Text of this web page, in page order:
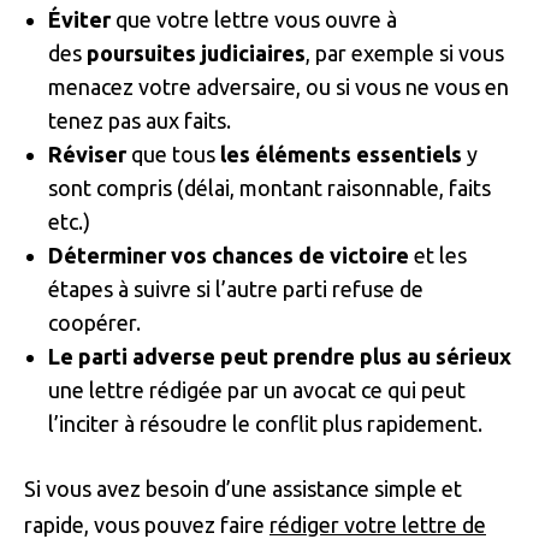
Éviter que votre lettre vous ouvre à
des poursuites judiciaires, par exemple si vous
menacez votre adversaire, ou si vous ne vous en
tenez pas aux faits.
Réviser que tous les éléments essentiels y
sont compris (délai, montant raisonnable, faits
etc.)
Déterminer vos chances de victoire et les
étapes à suivre si l’autre parti refuse de
coopérer.
Le parti adverse peut prendre plus au sérieux
une lettre rédigée par un avocat ce qui peut
l’inciter à résoudre le conflit plus rapidement.
Si vous avez besoin d’une assistance simple et
rapide, vous pouvez faire rédiger votre lettre de